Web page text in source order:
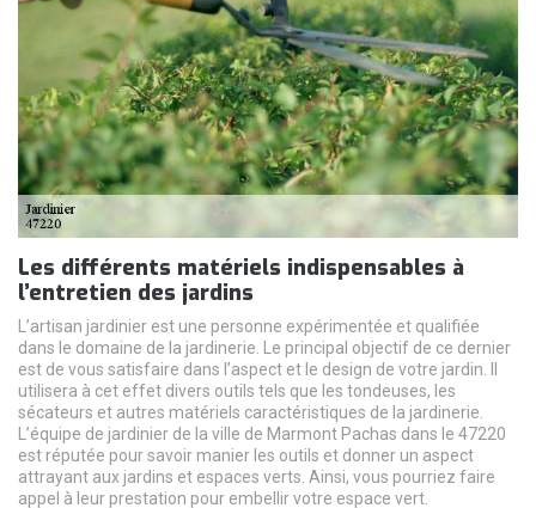
Les différents matériels indispensables à
l’entretien des jardins
L’artisan jardinier est une personne expérimentée et qualifiée
dans le domaine de la jardinerie. Le principal objectif de ce dernier
est de vous satisfaire dans l’aspect et le design de votre jardin. Il
utilisera à cet effet divers outils tels que les tondeuses, les
sécateurs et autres matériels caractéristiques de la jardinerie.
L’équipe de jardinier de la ville de Marmont Pachas dans le 47220
est réputée pour savoir manier les outils et donner un aspect
attrayant aux jardins et espaces verts. Ainsi, vous pourriez faire
appel à leur prestation pour embellir votre espace vert.